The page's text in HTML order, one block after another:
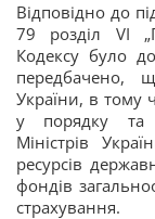
Відповідно до
79 розділ VI
Кодексу було
передбачено,
України, в тому
у порядку та
Міністрів
ресурсів
фондів
страхування.